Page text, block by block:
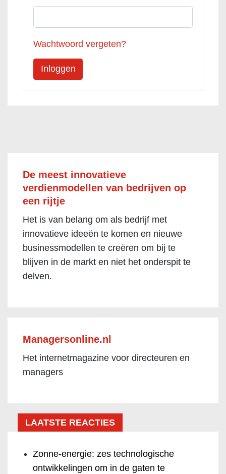
Wachtwoord vergeten?
De meest innovatieve
verdienmodellen van bedrijven op
een rijtje
Het is van belang om als bedrijf met
innovatieve ideeën te komen en nieuwe
businessmodellen te creëren om bij te
blijven in de markt en niet het onderspit te
delven.
Managersonline.nl
Het internetmagazine voor directeuren en
managers
LAATSTE REACTIES
Zonne-energie: zes technologische
ontwikkelingen om in de gaten te